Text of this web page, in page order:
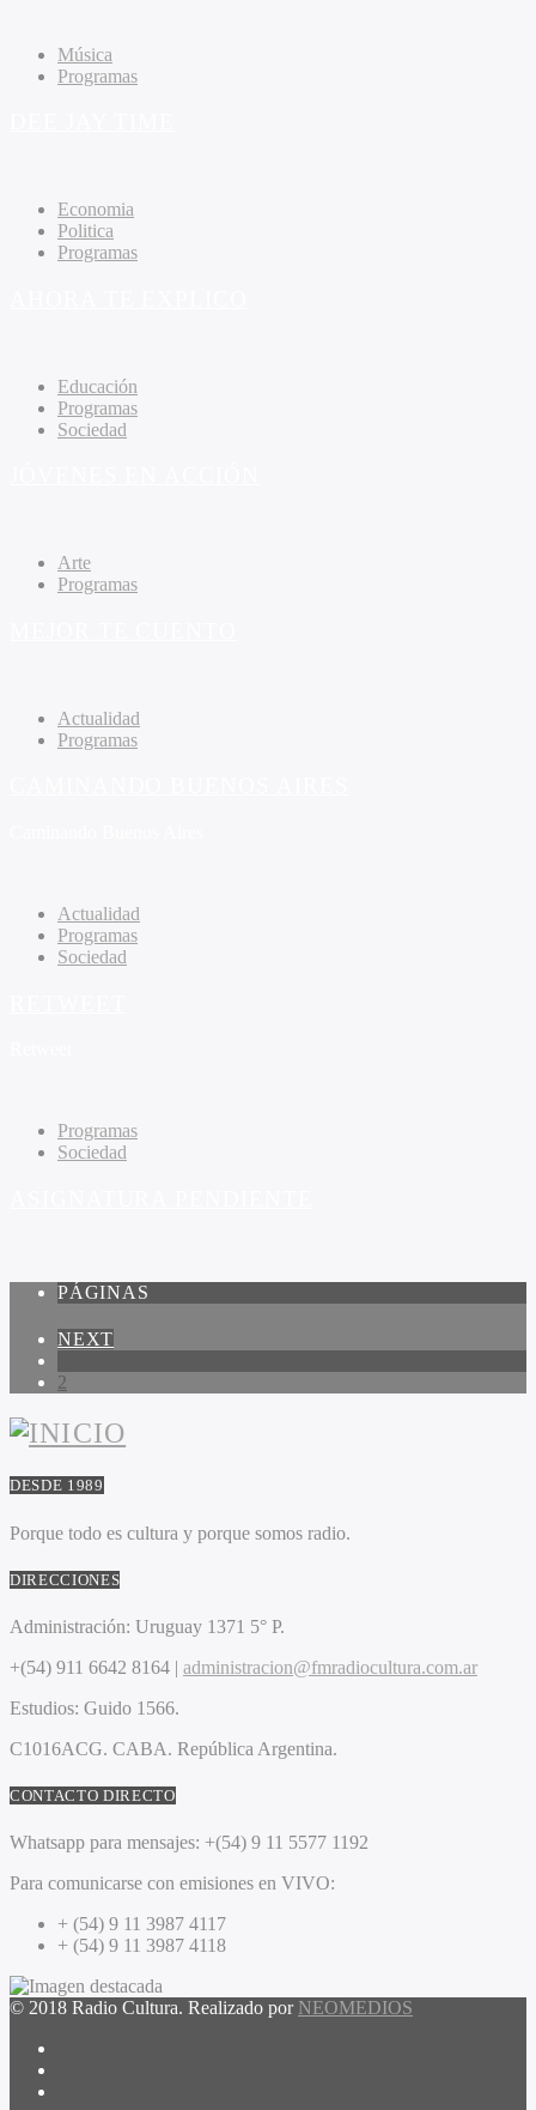
Música
Programas
Economia
Politica
Programas
Educación
Programas
Sociedad
Arte
Programas
Actualidad
Programas
Actualidad
Programas
Sociedad
Programas
Sociedad
PÁGINAS
NEXT
2
DESDE 1989
Porque todo es cultura y porque somos radio.
DIRECCIONES
Administración: Uruguay 1371 5° P.
+(54) 911 6642 8164 | administracion@fmradiocultura.com.ar
Estudios: Guido 1566.
C1016ACG. CABA. República Argentina.
CONTACTO DIRECTO
Whatsapp para mensajes: +(54) 9 11 5577 1192
Para comunicarse con emisiones en VIVO:
+ (54) 9 11 3987 4117
+ (54) 9 11 3987 4118
© 2018 Radio Cultura. Realizado por NEOMEDIOS